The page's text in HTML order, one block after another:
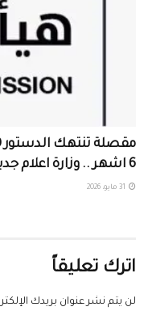
6 اشهر .. وزارة اعلام جديدة في العراق
اترك تعليقاً
لن يتم نشر عنوان بريدك